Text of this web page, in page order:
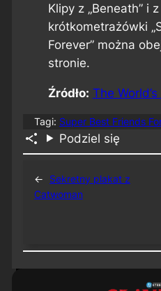
Klipy z „Beneath” i
krótkometrażówki
Forever” można
stronie.
Źródło: The
Tagi: Super Best Friends
Podziel się
←
Sekretny plakat z
Catwoman